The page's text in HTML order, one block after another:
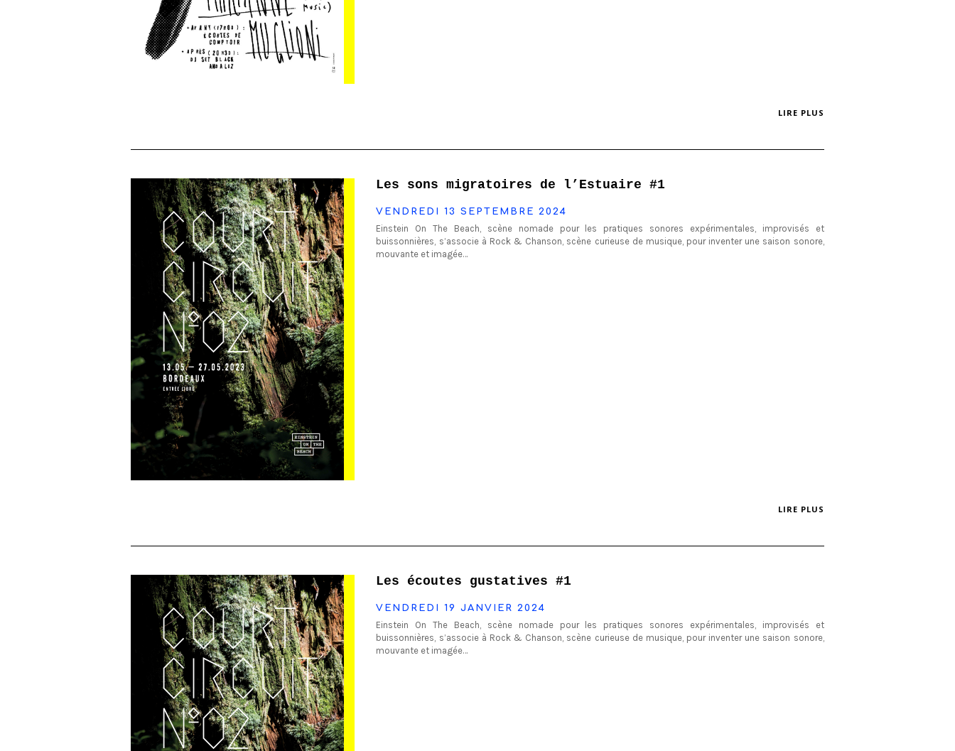
LIRE PLUS
Les sons migratoires de l’Estuaire #1
VENDREDI 13 SEPTEMBRE 2024
Einstein On The Beach, scène nomade pour les pratiques sonores expérimentales, improvisés et
buissonnières, s’associe à Rock & Chanson, scène curieuse de musique, pour inventer une saison sonore,
mouvante et imagée…
LIRE PLUS
Les écoutes gustatives #1
VENDREDI 19 JANVIER 2024
Einstein On The Beach, scène nomade pour les pratiques sonores expérimentales, improvisés et
buissonnières, s’associe à Rock & Chanson, scène curieuse de musique, pour inventer une saison sonore,
mouvante et imagée…